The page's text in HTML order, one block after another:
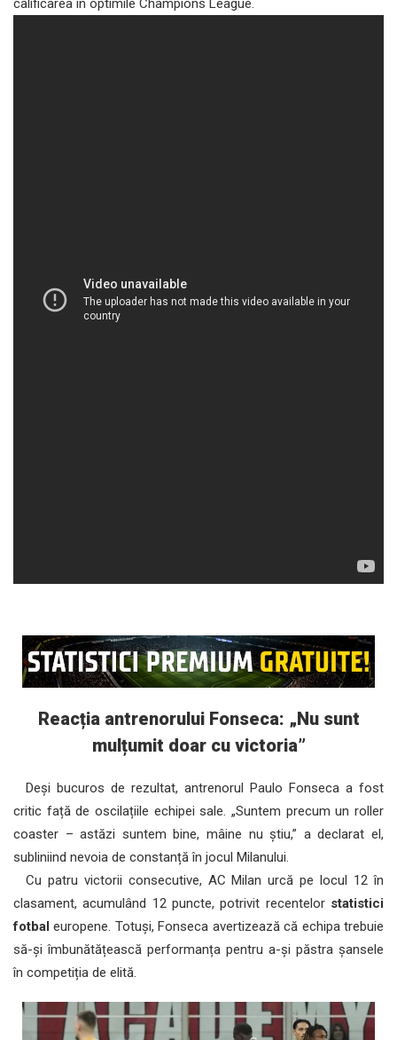
calificarea în optimile Champions League.
Reacția antrenorului Fonseca: „Nu sunt
mulțumit doar cu victoria”
Deși bucuros de rezultat, antrenorul Paulo Fonseca a fost
critic față de oscilațiile echipei sale. „Suntem precum un roller
coaster – astăzi suntem bine, mâine nu știu,” a declarat el,
subliniind nevoia de constanță în jocul Milanului.
Cu patru victorii consecutive, AC Milan urcă pe locul 12 în
clasament, acumulând 12 puncte, potrivit recentelor statistici
fotbal europene. Totuși, Fonseca avertizează că echipa trebuie
să-și îmbunătățească performanța pentru a-și păstra șansele
în competiția de elită.